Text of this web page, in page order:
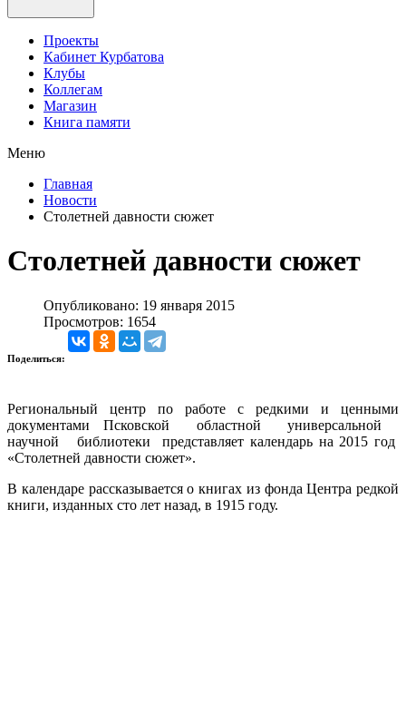
Проекты
Кабинет Курбатова
Клубы
Коллегам
Магазин
Книга памяти
Меню
Главная
Новости
Столетней давности сюжет
Столетней давности сюжет
Опубликовано: 19 января 2015
Просмотров: 1654
Поделиться:
Региональный центр по работе с редкими и ценными
документами Псковской областной универсальной
научной библиотеки представляет календарь на 2015 год
«Столетней давности сюжет».
В календаре рассказывается о книгах из фонда Центра редкой
книги, изданных сто лет назад, в 1915 году.